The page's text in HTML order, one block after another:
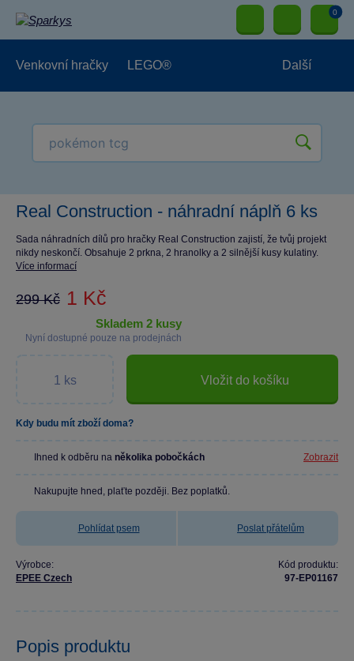
0
Venkovní hračky LEGO® Další
Real Construction - náhradní náplň 6 ks
Sada náhradních dílů pro hračky Real Construction zajistí, že tvůj projekt
nikdy neskončí. Obsahuje 2 prkna, 2 hranolky a 2 silnější kusy kulatiny.
Více informací
299 Kč 1 Kč
skladem 2 kusy
Nyní dostupné pouze na prodejnách
Vložit do košíku
Kdy budu mít zboží doma?
Ihned k odběru na několika pobočkách Zobrazit
Nakupujte hned, plaťte později. Bez poplatků.
Pohlídat psem Poslat přátelům
Výrobce:
EPEE Czech
Kód produktu:
97-EP01167
Popis produktu